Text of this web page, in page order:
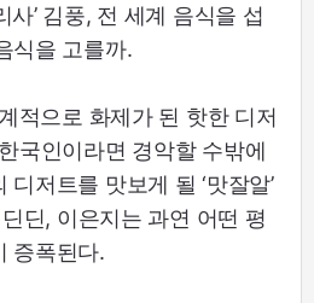
사’ 김풍, 전 세계 음식을 섭
식을 고를까.
적으로 화제가 된 핫한 디저
국인이라면 경악할 수밖에
저트를 맛보게 될 ‘맛잘알’
딘, 이은지는 과연 어떤 평
증폭된다.